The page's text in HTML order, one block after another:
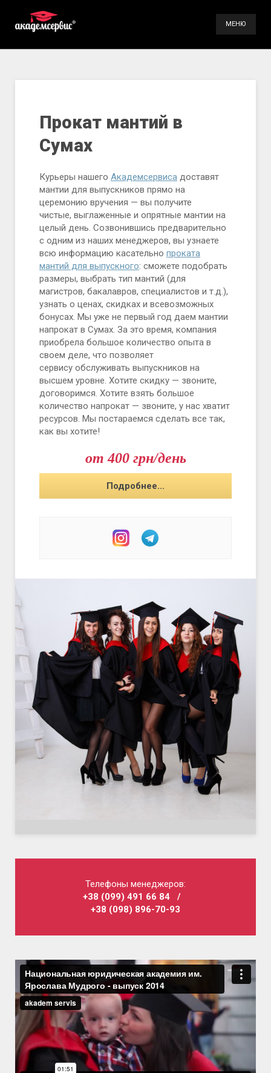
МЕНЮ
Прокат мантий в
Сумах
Курьеры нашего Академсервиса доставят
мантии для выпускников прямо на
церемонию вручения — вы получите
чистые, выглаженные и опрятные мантии на
целый день. Созвонившись предварительно
с одним из наших менеджеров, вы узнаете
всю информацию касательно проката
мантий для выпускного: сможете подобрать
размеры, выбрать тип мантий (для
магистров, бакалавров, специалистов и т.д.),
узнать о ценах, скидках и всевозможных
бонусах. Мы уже не первый год даем мантии
напрокат в Сумах. За это время, компания
приобрела большое количество опыта в
своем деле, что позволяет
сервису обслуживать выпускников на
высшем уровне. Хотите скидку — звоните,
договоримся. Хотите взять большое
количество напрокат — звоните, у нас хватит
ресурсов. Мы постараемся сделать все так,
как вы хотите!
от 400 грн/день
Подробнее...
Телефоны менеджеров:
+38 (099) 491 66 84 /
+38 (098) 896-70-93